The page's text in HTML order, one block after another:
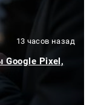
13 часов назад
Google Pixel,